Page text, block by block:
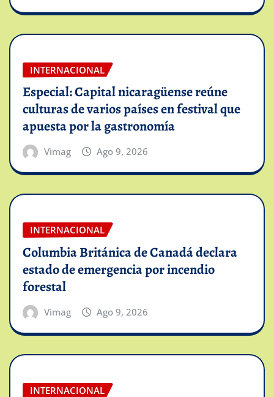
INTERNACIONAL
Especial: Capital nicaragüense reúne
culturas de varios países en festival que
apuesta por la gastronomía
Vimag Ago 9, 2026
INTERNACIONAL
Columbia Británica de Canadá declara
estado de emergencia por incendio
forestal
Vimag Ago 9, 2026
INTERNACIONAL